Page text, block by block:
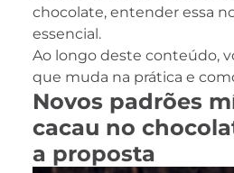
chocolate, entender essa
essencial.
Ao longo deste conteúdo,
que muda na prática e
Novos padrões
cacau no
a proposta